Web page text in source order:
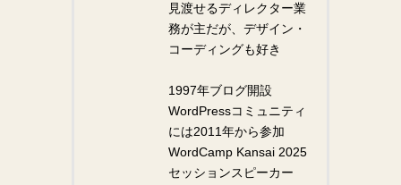
見渡せるディレクター業
務が主だが、デザイン・
コーディングも好き
1997年ブログ開設
WordPressコミュニティ
には2011年から参加
WordCamp Kansai 2025
セッションスピーカー